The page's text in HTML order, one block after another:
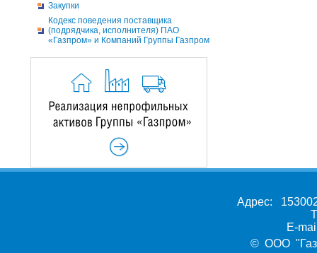
Закупки
Кодекс поведения поставщика
(подрядчика, исполнителя) ПАО
«Газпром» и Компаний Группы Газпром
Адрес:
E-
© ООО